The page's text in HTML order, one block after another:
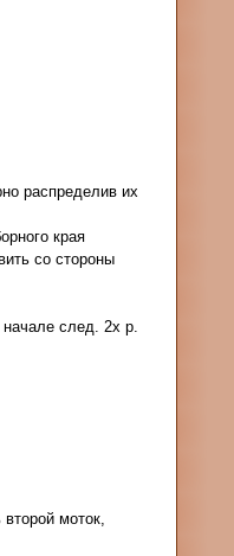
распределив их
края
со стороны
след. 2х р.
моток,